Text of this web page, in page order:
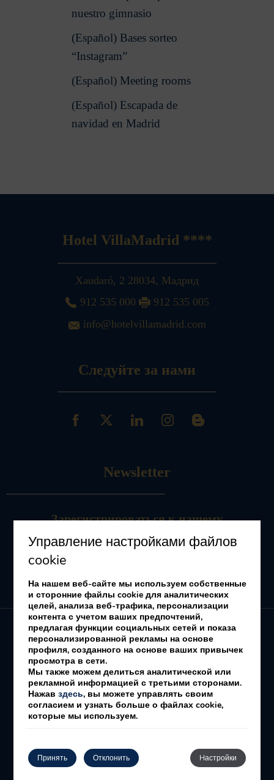
nuestro gimnasio
(Español) Bases sorteo
“Instagram”
(Español) Meeting rooms
(Español) Escapada de
navidad en Madrid
Hotel VillaMadrid ****
Xaudaró, 2 28034, Мадрид
912 535 000
912 535 005
info@hotelvillamadrid.com
Следуйте за нами
Newsletter
Зарегистрироватьсяк нашему
информационному бюллетеню
Получать предложения и рекламные акции
My booking
надлежащее уведомление
Политика печенье
Политика конфиденциальности
Разработано
Управление настройками файлов
cookie
На нашем веб-сайте мы используем собственные
и сторонние файлы cookie для аналитических
целей, анализа веб-трафика, персонализации
контента с учетом ваших предпочтений,
предлагая функции социальных сетей и показа
персонализированной рекламы на основе
профиля, созданного на основе ваших привычек
просмотра в сети.
Мы также можем делиться аналитической или
рекламной информацией с третьими сторонами.
Нажавздесь, вы можете управлять своим
согласием и узнать больше о файлах cookie,
которые мы используем.
Принять Hастройки
Отклонить